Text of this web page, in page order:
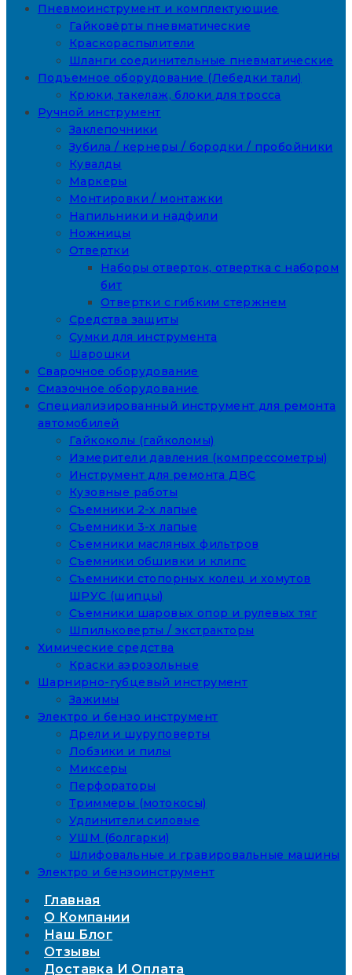
Пневмоинструмент и комплектующие
Гайковёрты пневматические
Краскораспылители
Шланги соединительные пневматические
Подъемное оборудование (Лебедки тали)
Крюки, такелаж, блоки для тросса
Ручной инструмент
Заклепочники
Зубила / кернеры / бородки / пробойники
Кувалды
Маркеры
Монтировки / монтажки
Напильники и надфили
Ножницы
Отвертки
Наборы отверток, отвертка с набором
бит
Отвертки с гибким стержнем
Средства защиты
Сумки для инструмента
Шарошки
Сварочное оборудование
Смазочное оборудование
Специализированный инструмент для ремонта
автомобилей
Гайкоколы (гайколомы)
Измерители давления (компрессометры)
Инструмент для ремонта ДВС
Кузовные работы
Съемники 2-х лапые
Съемники 3-х лапые
Съемники масляных фильтров
Съемники обшивки и клипс
Съемники стопорных колец и хомутов
ШРУС (щипцы)
Съемники шаровых опор и рулевых тяг
Шпильковерты / экстракторы
Химические средства
Краски аэрозольные
Шарнирно-губцевый инструмент
Зажимы
Электро и бензо инструмент
Дрели и шуруповерты
Лобзики и пилы
Миксеры
Перфораторы
Триммеры (мотокосы)
Удлинители силовые
УШМ (болгарки)
Шлифовальные и гравировальные машины
Электро и бензоинструмент
Главная
О Компании
Наш Блог
Отзывы
Доставка И Оплата